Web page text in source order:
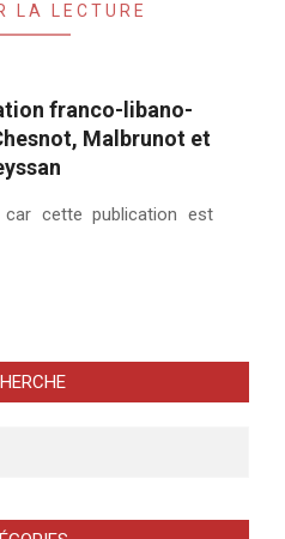
LA LECTURE
franco-libano-
Malbrunot et
car cette publication est